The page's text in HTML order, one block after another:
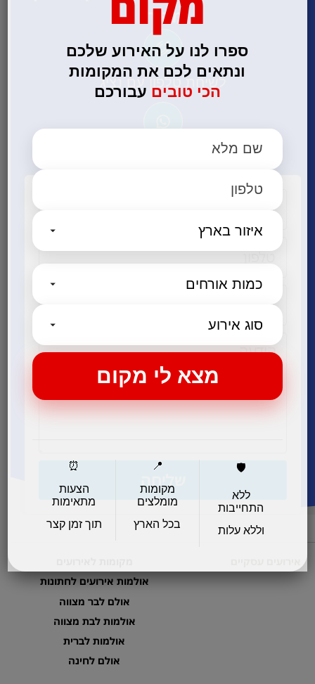
מהיר!
לשיחת טלפון עם נציג
אולמות אירועים לחתונות
אולם לבר מצווה
אולמות לבת מצווה
אולמות לברית
אולם לחינה
ספרו לנו על האירוע שלכם
ונתאים לכם את המקומות
הכי טובים עבורכם
🛡️
ללא
התחייבות
וללא עלות
📍
מקומות
מומלצים
בכל הארץ
⏰
הצעות
מתאימות
תוך זמן קצר